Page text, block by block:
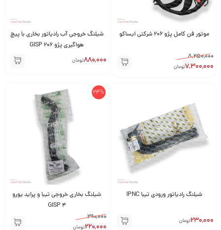
موتور فن کامل پژو ۲۰۶ شرکتی ایساکو
8,250,000
7,300,000تومان
شیلنگ خروجی آب رادیاتور بخاری با پیچ
هواگیری پژو 206 GISP
880,000تومان
شیلنگ رادیاتور ورودی تیبا IPNC
230,000تومان
24%
شیلنگ بخاری خروجی تیبا و پراید یورو
۴ GISP
290,000
220,000تومان